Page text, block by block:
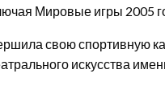
Мировые игры 2005
свою спортивную
искусства